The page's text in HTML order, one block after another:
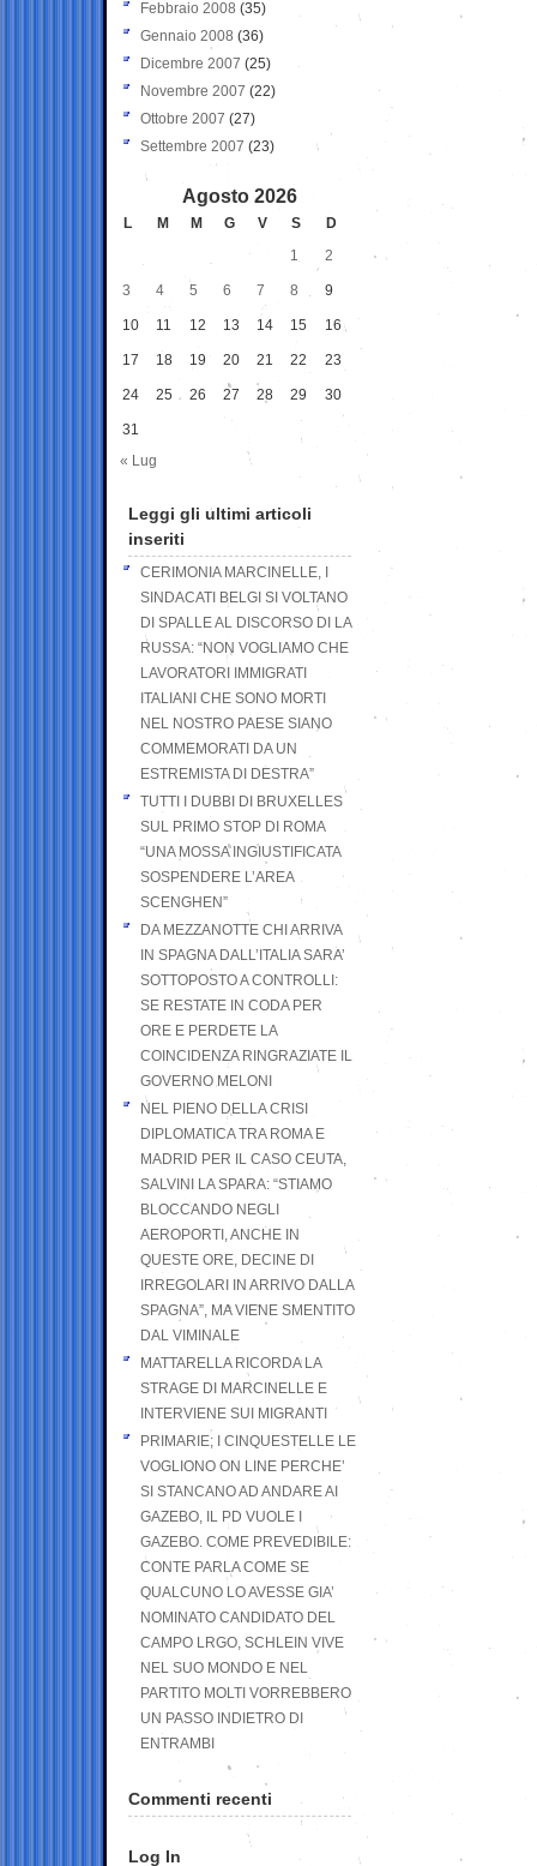
Febbraio 2008 (35)
Gennaio 2008 (36)
Dicembre 2007 (25)
Novembre 2007 (22)
Ottobre 2007 (27)
Settembre 2007 (23)
Agosto 2026
L M M G V S
D
1
2
3 4 5 6 7 8 9
10 11 12 13 14 15 16
17 18 19 20 21 22 23
24 25 26 27 28 29 30
31
« Lug
Leggi gli ultimi articoli
inseriti
CERIMONIA MARCINELLE, I
SINDACATI BELGI SI VOLTANO
DI SPALLE AL DISCORSO DI LA
RUSSA: “NON VOGLIAMO CHE
LAVORATORI IMMIGRATI
ITALIANI CHE SONO MORTI
NEL NOSTRO PAESE SIANO
COMMEMORATI DA UN
ESTREMISTA DI DESTRA”
TUTTI I DUBBI DI BRUXELLES
SUL PRIMO STOP DI ROMA
“UNA MOSSA INGIUSTIFICATA
SOSPENDERE L’AREA
SCENGHEN”
DA MEZZANOTTE CHI ARRIVA
IN SPAGNA DALL’ITALIA SARA’
SOTTOPOSTO A CONTROLLI:
SE RESTATE IN CODA PER
ORE E PERDETE LA
COINCIDENZA RINGRAZIATE IL
GOVERNO MELONI
NEL PIENO DELLA CRISI
DIPLOMATICA TRA ROMA E
MADRID PER IL CASO CEUTA,
SALVINI LA SPARA: “STIAMO
BLOCCANDO NEGLI
AEROPORTI, ANCHE IN
QUESTE ORE, DECINE DI
IRREGOLARI IN ARRIVO DALLA
SPAGNA”, MA VIENE SMENTITO
DAL VIMINALE
MATTARELLA RICORDA LA
STRAGE DI MARCINELLE E
INTERVIENE SUI MIGRANTI
PRIMARIE; I CINQUESTELLE LE
VOGLIONO ON LINE PERCHE’
SI STANCANO AD ANDARE AI
GAZEBO, IL PD VUOLE I
GAZEBO. COME PREVEDIBILE:
CONTE PARLA COME SE
QUALCUNO LO AVESSE GIA’
NOMINATO CANDIDATO DEL
CAMPO LRGO, SCHLEIN VIVE
NEL SUO MONDO E NEL
PARTITO MOLTI VORREBBERO
UN PASSO INDIETRO DI
ENTRAMBI
Commenti recenti
Log In